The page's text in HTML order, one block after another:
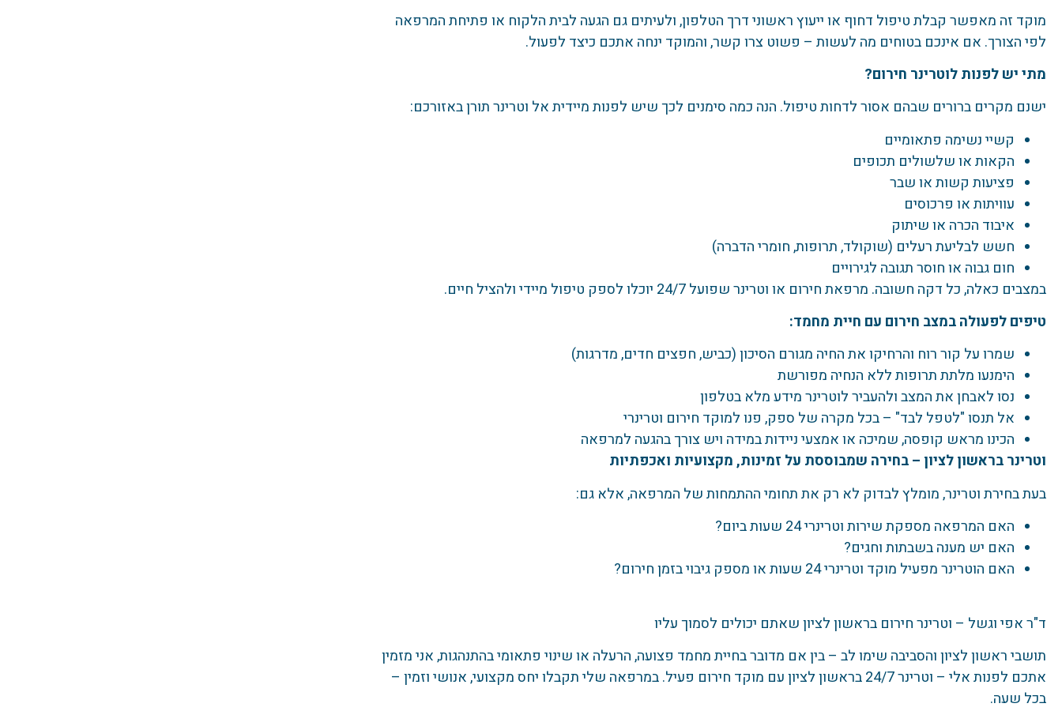
מוקד זה מאפשר קבלת טיפול דחוף או ייעוץ ראשוני דרך הטלפון, ולעיתים גם הגעה לבית הלקוח או פתיחת המרפאה
לפי הצורך. אם אינכם בטוחים מה לעשות – פשוט צרו קשר, והמוקד ינחה אתכם כיצד לפעול.
מתי יש לפנות לוטרינר חירום?
ישנם מקרים ברורים שבהם אסור לדחות טיפול. הנה כמה סימנים לכך שיש לפנות מיידית אל וטרינר תורן באזורכם:
קשיי נשימה פתאומיים
הקאות או שלשולים תכופים
פציעות קשות או שבר
עוויתות או פרכוסים
איבוד הכרה או שיתוק
חשש לבליעת רעלים (שוקולד, תרופות, חומרי הדברה)
חום גבוה או חוסר תגובה לגירויים
במצבים כאלה, כל דקה חשובה. מרפאת חירום או וטרינר שפועל 24/7 יוכלו לספק טיפול מיידי ולהציל חיים.
טיפים לפעולה במצב חירום עם חיית מחמד:
שמרו על קור רוח והרחיקו את החיה מגורם הסיכון (כביש, חפצים חדים, מדרגות)
הימנעו מלתת תרופות ללא הנחיה מפורשת
נסו לאבחן את המצב ולהעביר לוטרינר מידע מלא בטלפון
אל תנסו "לטפל לבד" – בכל מקרה של ספק, פנו למוקד חירום וטרינרי
הכינו מראש קופסה, שמיכה או אמצעי ניידות במידה ויש צורך בהגעה למרפאה
וטרינר בראשון לציון – בחירה שמבוססת על זמינות, מקצועיות ואכפתיות
בעת בחירת וטרינר, מומלץ לבדוק לא רק את תחומי ההתמחות של המרפאה, אלא גם:
האם המרפאה מספקת שירות וטרינרי 24 שעות ביום?
האם יש מענה בשבתות וחגים?
האם הוטרינר מפעיל מוקד וטרינרי 24 שעות או מספק גיבוי בזמן חירום?
ד"ר אפי וגשל – וטרינר חירום בראשון לציון שאתם יכולים לסמוך עליו
תושבי ראשון לציון והסביבה שימו לב – בין אם מדובר בחיית מחמד פצועה, הרעלה או שינוי פתאומי בהתנהגות, אני מזמין
אתכם לפנות אלי – וטרינר 24/7 בראשון לציון עם מוקד חירום פעיל. במרפאה שלי תקבלו יחס מקצועי, אנושי וזמין –
בכל שעה.